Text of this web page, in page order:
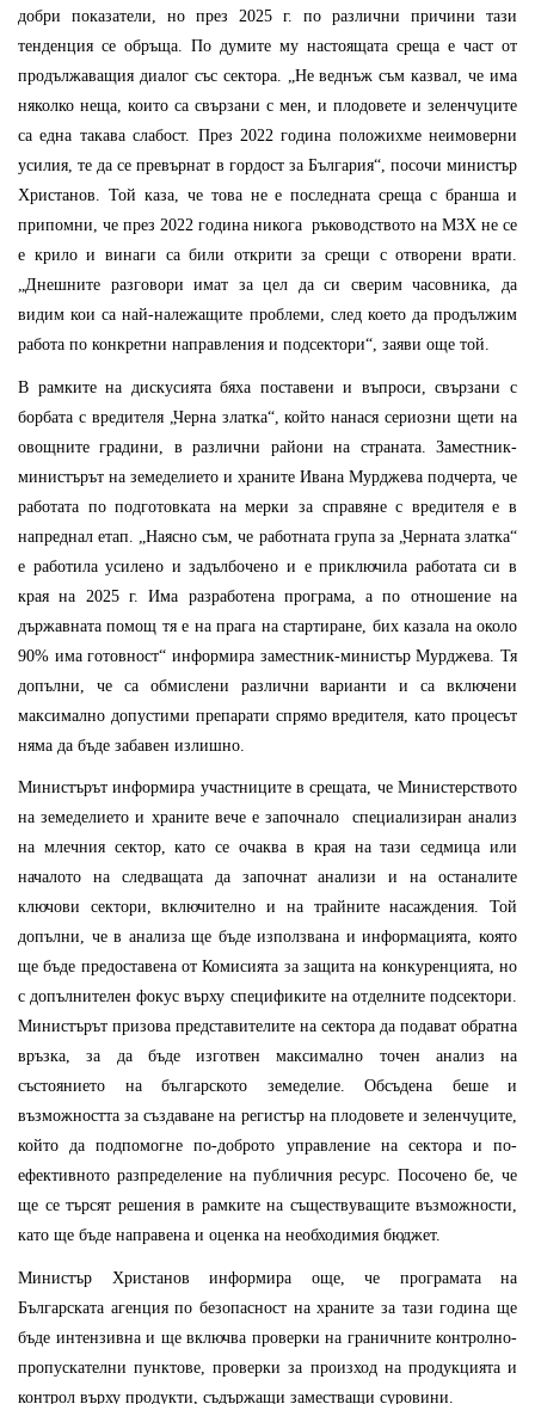
добри показатели, но през 2025 г. по различни причини тази
тенденция се обръща. По думите му настоящата среща е част от
продължаващия диалог със сектора. „Не веднъж съм казвал, че има
няколко неща, които са свързани с мен, и плодовете и зеленчуците
са една такава слабост. През 2022 година положихме неимоверни
усилия, те да се превърнат в гордост за България“, посочи министър
Христанов. Той каза, че това не е последната среща с бранша и
припомни, че през 2022 година никога ръководството на МЗХ не се
е крило и винаги са били открити за срещи с отворени врати.
„Днешните разговори имат за цел да си сверим часовника, да
видим кои са най-належащите проблеми, след което да продължим
работа по конкретни направления и подсектори“, заяви още той.
В рамките на дискусията бяха поставени и въпроси, свързани с
борбата с вредителя „Черна златка“, който нанася сериозни щети на
овощните градини, в различни райони на страната. Заместник-
министърът на земеделието и храните Ивана Мурджева подчерта, че
работата по подготовката на мерки за справяне с вредителя е в
напреднал етап. „Наясно съм, че работната група за „Черната златка“
е работила усилено и задълбочено и е приключила работата си в
края на 2025 г. Има разработена програма, а по отношение на
държавната помощ тя е на прага на стартиране, бих казала на около
90% има готовност“ информира заместник-министър Мурджева. Тя
допълни, че са обмислени различни варианти и са включени
максимално допустими препарати спрямо вредителя, като процесът
няма да бъде забавен излишно.
Министърът информира участниците в срещата, че Министерството
на земеделието и храните вече е започнало специализиран анализ
на млечния сектор, като се очаква в края на тази седмица или
началото на следващата да започнат анализи и на останалите
ключови сектори, включително и на трайните насаждения. Той
допълни, че в анализа ще бъде използвана и информацията, която
ще бъде предоставена от Комисията за защита на конкуренцията, но
с допълнителен фокус върху спецификите на отделните подсектори.
Министърът призова представителите на сектора да подават обратна
връзка, за да бъде изготвен максимално точен анализ на
състоянието на българското земеделие. Обсъдена беше и
възможността за създаване на регистър на плодовете и зеленчуците,
който да подпомогне по-доброто управление на сектора и по-
ефективното разпределение на публичния ресурс. Посочено бе, че
ще се търсят решения в рамките на съществуващите възможности,
като ще бъде направена и оценка на необходимия бюджет.
Министър Христанов информира още, че програмата на
Българската агенция по безопасност на храните за тази година ще
бъде интензивна и ще включва проверки на граничните контролно-
пропускателни пунктове, проверки за произход на продукцията и
контрол върху продукти, съдържащи заместващи суровини.